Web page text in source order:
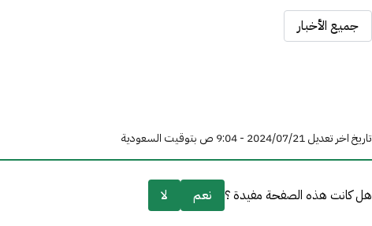
جميع الأخبار
تاريخ اخر تعديل 21‏/07‏/2024 - 9:04 ص بتوقيت السعودية
هل كانت هذه الصفحة مفيدة ؟ نعم لا